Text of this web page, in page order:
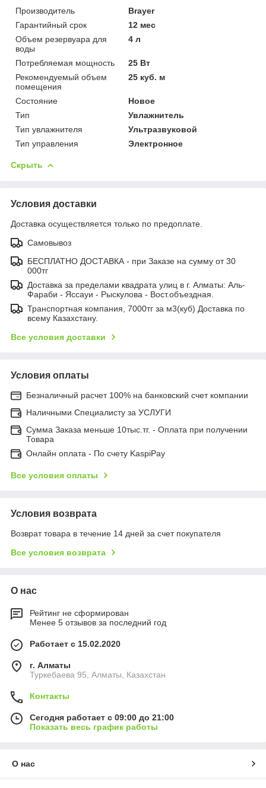
Производитель
Brayer
Гарантийный срок
12 мес
Объем резервуара для
воды
4 л
Потребляемая мощность
25 Вт
Рекомендуемый объем
помещения
25 куб. м
Состояние
Новое
Тип
Увлажнитель
Тип увлажнителя
Ультразвуковой
Тип управления
Электронное
Скрыть
Условия доставки
Доставка осуществляется только по предоплате.
Самовывоз
БЕСПЛАТНО ДОСТАВКА - при Заказе на сумму от 30
000тг
Доставка за пределами квадрата улиц в г. Алматы: Аль-
Фараби - Яссауи - Рыскулова - Вост.объездная.
Транспортная компания, 7000тг за м3(куб) Доставка по
всему Казахстану.
Все условия доставки
Условия оплаты
Безналичный расчет 100% на банковский счет компании
Наличными Специалисту за УСЛУГИ
Сумма Заказа меньше 10тыс.тг. - Оплата при получении
Товара
Онлайн оплата - По счету KaspiPay
Все условия оплаты
Условия возврата
Возврат товара в течение 14 дней за счет покупателя
Все условия возврата
О нас
Рейтинг не сформирован
Менее 5 отзывов за последний год
Работает с 15.02.2020
г. Алматы
Туркебаева 95, Алматы, Казахстан
Контакты
Сегодня работает с 09:00 до 21:00
Показать весь график работы
О нас